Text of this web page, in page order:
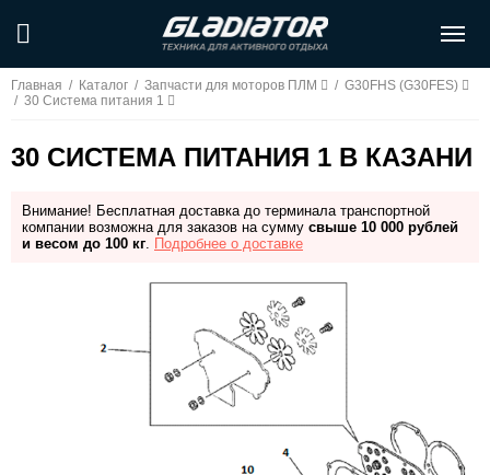
Главная / Каталог / Запчасти для моторов ПЛМ / G30FHS (G30FES)
/ 30 Система питания 1
30 СИСТЕМА ПИТАНИЯ 1 В КАЗАНИ
Внимание! Бесплатная доставка до терминала транспортной
компании возможна для заказов на сумму свыше 10 000 рублей
и весом до 100 кг. Подробнее о доставке